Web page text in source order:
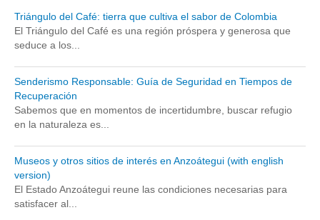
Triángulo del Café: tierra que cultiva el sabor de Colombia
El Triángulo del Café es una región próspera y generosa que
seduce a los...
Senderismo Responsable: Guía de Seguridad en Tiempos de
Recuperación
Sabemos que en momentos de incertidumbre, buscar refugio
en la naturaleza es...
Museos y otros sitios de interés en Anzoátegui (with english
version)
El Estado Anzoátegui reune las condiciones necesarias para
satisfacer al...